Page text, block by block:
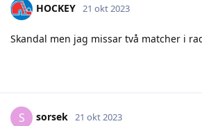
HOCKEY 21 okt 2023
Skandal men jag missar två matcher i
S sorsek 21 okt 2023